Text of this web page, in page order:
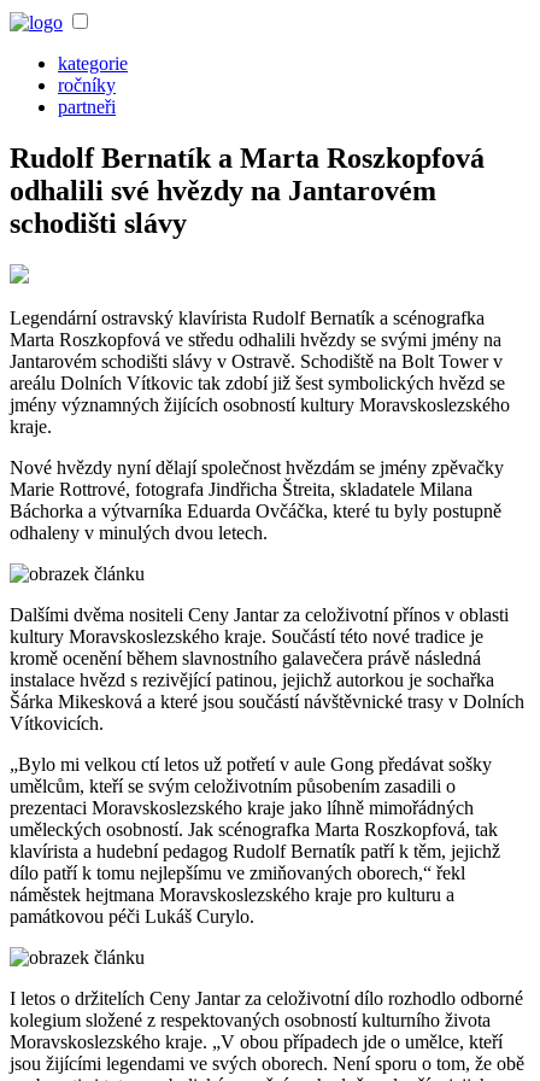
kategorie
ročníky
partneři
Rudolf Bernatík a Marta Roszkopfová
odhalili své hvězdy na Jantarovém
schodišti slávy
Legendární ostravský klavírista Rudolf Bernatík a scénografka
Marta Roszkopfová ve středu odhalili hvězdy se svými jmény na
Jantarovém schodišti slávy v Ostravě. Schodiště na Bolt Tower v
areálu Dolních Vítkovic tak zdobí již šest symbolických hvězd se
jmény významných žijících osobností kultury Moravskoslezského
kraje.
Nové hvězdy nyní dělají společnost hvězdám se jmény zpěvačky
Marie Rottrové, fotografa Jindřicha Štreita, skladatele Milana
Báchorka a výtvarníka Eduarda Ovčáčka, které tu byly postupně
odhaleny v minulých dvou letech.
Dalšími dvěma nositeli Ceny Jantar za celoživotní přínos v oblasti
kultury Moravskoslezského kraje. Součástí této nové tradice je
kromě ocenění během slavnostního galavečera právě následná
instalace hvězd s rezivějící patinou, jejichž autorkou je sochařka
Šárka Mikesková a které jsou součástí návštěvnické trasy v Dolních
Vítkovicích.
„Bylo mi velkou ctí letos už potřetí v aule Gong předávat sošky
umělcům, kteří se svým celoživotním působením zasadili o
prezentaci Moravskoslezského kraje jako líhně mimořádných
uměleckých osobností. Jak scénografka Marta Roszkopfová, tak
klavírista a hudební pedagog Rudolf Bernatík patří k těm, jejichž
dílo patří k tomu nejlepšímu ve zmiňovaných oborech,“ řekl
náměstek hejtmana Moravskoslezského kraje pro kulturu a
památkovou péči Lukáš Curylo.
I letos o držitelích Ceny Jantar za celoživotní dílo rozhodlo odborné
kolegium složené z respektovaných osobností kulturního života
Moravskoslezského kraje. „V obou případech jde o umělce, kteří
jsou žijícími legendami ve svých oborech. Není sporu o tom, že obě